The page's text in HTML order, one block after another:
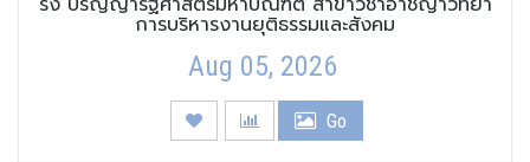
การบริหารงานยุติธรรมและสังคม
Aug 05, 2026
Go